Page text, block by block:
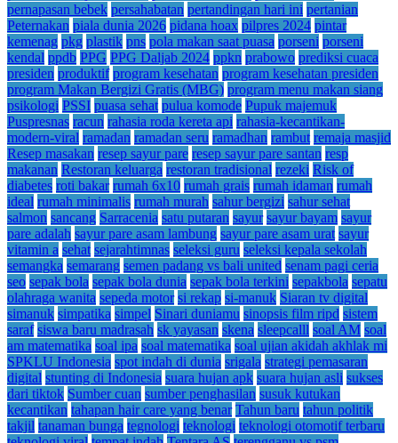
pernapasan bebek persahabatan pertandingan hari ini pertanian
Peternakan piala dunia 2026 pidana hoax pilpres 2024 pintar
kemenag pkg plastik pns pola makan saat puasa porseni porseni
kendal ppdb PPG PPG Daljab 2024 ppkn prabowo prediksi cuaca
presiden produktif program kesehatan program kesehatan presiden
program Makan Bergizi Gratis (MBG) program menu makan siang
psikologi PSSI puasa sehat pulua komode Pupuk majemuk
Puspresnas racun rahasia roda kereta api rahasia-kecantikan-
modern-viral ramadan ramadan seru ramadhan rambut remaja masjid
Resep masakan resep sayur pare resep sayur pare santan resp
makanan Restoran keluarga restoran tradisional rezeki Risk of
diabetes roti bakar rumah 6x10 rumah grais rumah idaman rumah
ideal rumah minimalis rumah murah sahur bergizi sahur sehat
salmon sancang Sarracenia satu putaran sayur sayur bayam sayur
pare adalah sayur pare asam lambung sayur pare asam urat sayur
vitamin a sehat sejarahtimnas seleksi guru seleksi kepala sekolah
semangka semarang semen padang vs bali united senam pagi ceria
seo sepak bola sepak bola dunia sepak bola terkini sepakbola sepatu
olahraga wanita sepeda motor si rekap si-manuk Siaran tv digital
simanuk simpatika simpel Sinari duniamu sinopsis film ripd sistem
saraf siswa baru madrasah sk yayasan skena sleepcalll soal AM soal
am matematika soal ipa soal matematika soal ujian akidah akhlak mi
SPKLU Indonesia spot indah di dunia srigala strategi pemasaran
digital stunting di Indonesia suara hujan apk suara hujan asli sukses
dari tiktok Sumber cuan sumber penghasilan susuk kutukan
kecantikan tahapan hair care yang benar Tahun baru tahun politik
takjil tanaman bunga tegnologi teknologi teknologi otomotif terbaru